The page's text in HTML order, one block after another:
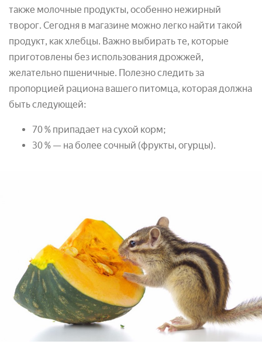
также молочные продукты, особенно нежирный
творог. Сегодня в магазине можно легко найти такой
продукт, как хлебцы. Важно выбирать те, которые
приготовлены без использования дрожжей,
желательно пшеничные. Полезно следить за
пропорцией рациона вашего питомца, которая должна
быть следующей:
70 % припадает на сухой корм;
30 % — на более сочный (фрукты, огурцы).